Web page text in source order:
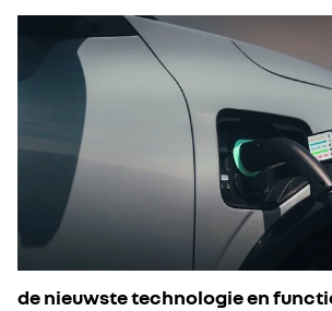
de nieuwste technologie en